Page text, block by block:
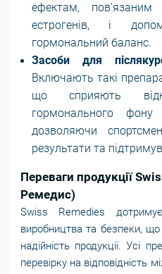
ефектам, пов'язаним
естрогенів, і
гормональний баланс.
Засоби для
Включають такі
що сприяють
гормонального фону
дозволяючи
результати та
Переваги продукції
Ремедис)
Swiss Remedies
виробництва та безпеки, що
надійність продукції. Усі
перевірку на